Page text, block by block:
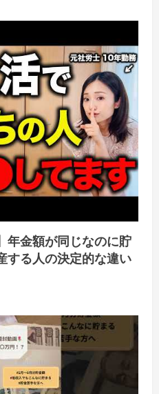
年金額が同じなのに貯
する人の決定的な違い